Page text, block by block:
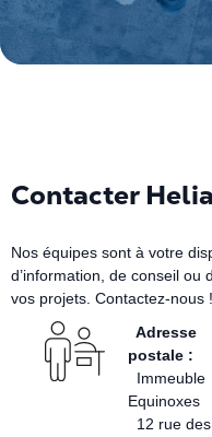
Contacter
Nos équipes sont à votre
d’information, de conseil ou
vos projets. Contactez-nous !
Adresse
postale :
Immeuble
Equinoxes
12 rue des